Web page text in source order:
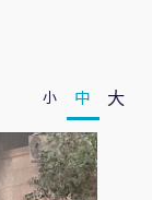
小 中 大